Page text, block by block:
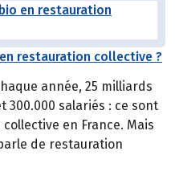
restauration collective ?
année, 25 milliards
300.000 salariés : ce sont
en France. Mais
de restauration